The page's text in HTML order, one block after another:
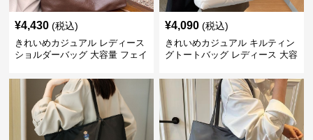
¥4,430 (税込)
きれいめカジュアル レディース
ショルダーバッグ 大容量 フェイ
2WAY ヴィンテージ風
¥4,090 (税込)
きれいめカジュアル キルティン
グトートバッグ レディース 大容
ゃれ 通勤・通学 シンプル